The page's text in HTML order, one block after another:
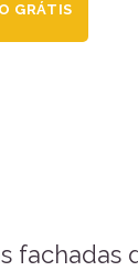
GRÁTIS
fachadas